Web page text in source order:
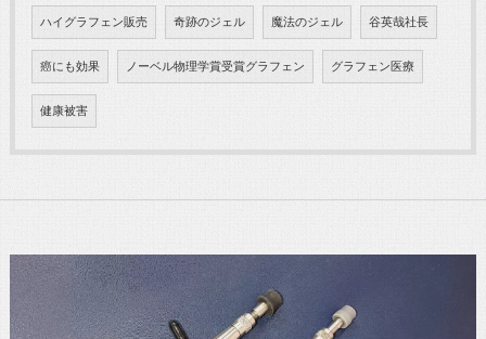
ハイグラフェン販売 奇跡のジェル 魔法のジェル 谷英哉社長
癌にも効果 ノーベル物理学賞受賞グラフェン グラフェン医療
健康被害